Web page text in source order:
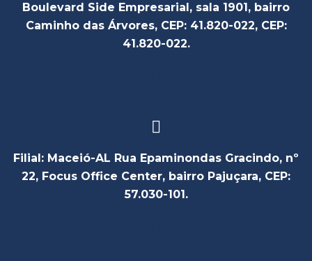
Boulevard Side Empresarial, sala 1901, bairro
Caminho das Árvores, CEP: 41.820-022, CEP:
41.820-022.
Filial: Maceió-AL Rua Epaminondas Gracindo, nº
22, Focus Office Center, bairro Pajuçara, CEP:
57.030-101.